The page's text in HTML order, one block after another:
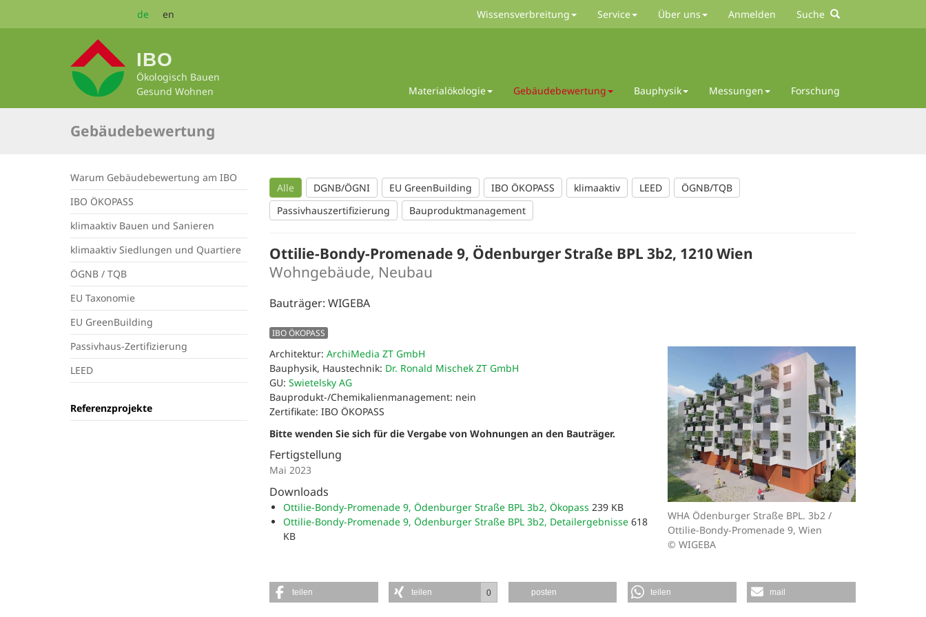
de en Wissensverbreitung Service Über uns Anmelden Suche
IBO
Ökologisch Bauen
Gesund Wohnen
Materialökologie Gebäudebewertung Bauphysik Messungen Forschung
Gebäudebewertung
Warum Gebäudebewertung am IBO
IBO ÖKOPASS
klimaaktiv Bauen und Sanieren
klimaaktiv Siedlungen und Quartiere
ÖGNB / TQB
EU Taxonomie
EU GreenBuilding
Passivhaus-Zertifizierung
LEED
Referenzprojekte
Alle DGNB/ÖGNI EU GreenBuilding IBO ÖKOPASS klimaaktiv LEED
ÖGNB/TQB
Passivhauszertifizierung
Bauproduktmanagement
Ottilie-Bondy-Promenade 9, Ödenburger Straße BPL 3b2, 1210 Wien
Wohngebäude, Neubau
Bauträger: WIGEBA
IBO ÖKOPASS
Architektur: ArchiMedia ZT GmbH
Bauphysik, Haustechnik: Dr. Ronald Mischek ZT GmbH
GU: Swietelsky AG
Bauprodukt-/Chemikalienmanagement: nein
Zertifikate: IBO ÖKOPASS
Bitte wenden Sie sich für die Vergabe von Wohnungen an den Bauträger.
Fertigstellung
Mai 2023
Downloads
Ottilie-Bondy-Promenade 9, Ödenburger Straße BPL 3b2, Ökopass 239 KB
Ottilie-Bondy-Promenade 9, Ödenburger Straße BPL 3b2, Detailergebnisse 618
KB
WHA Ödenburger Straße BPL. 3b2 /
Ottilie-Bondy-Promenade 9, Wien
© WIGEBA
teilen teilen 0 posten teilen mail